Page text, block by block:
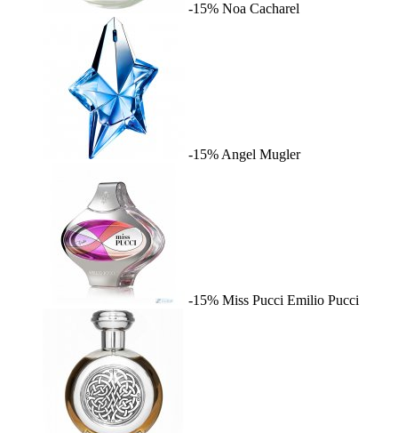
-15% Noa Cacharel
-15% Angel Mugler
-15% Miss Pucci Emilio Pucci